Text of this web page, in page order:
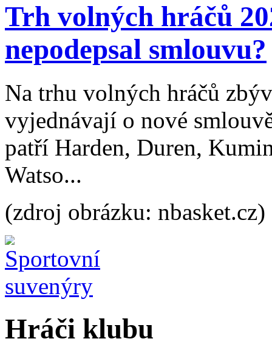
Trh volných hráčů
nepodepsal smlouvu?
Na trhu volných hráčů
vyjednávají o nové
patří Harden, Duren,
Watso...
(zdroj obrázku: nbasket.cz)
Hráči klubu